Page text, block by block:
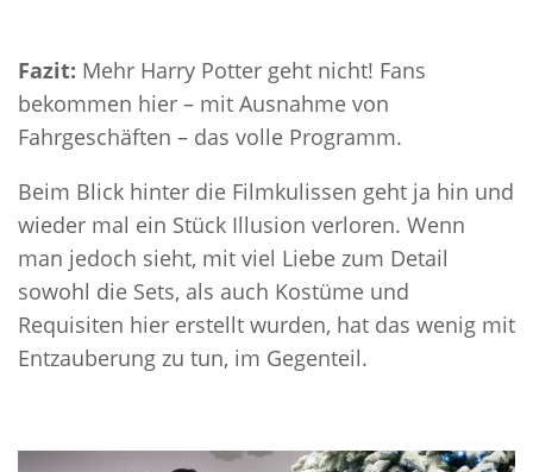
Fazit: Mehr Harry Potter geht nicht! Fans
bekommen hier – mit Ausnahme von
Fahrgeschäften – das volle Programm.
Beim Blick hinter die Filmkulissen geht ja hin und
wieder mal ein Stück Illusion verloren. Wenn
man jedoch sieht, mit viel Liebe zum Detail
sowohl die Sets, als auch Kostüme und
Requisiten hier erstellt wurden, hat das wenig mit
Entzauberung zu tun, im Gegenteil.